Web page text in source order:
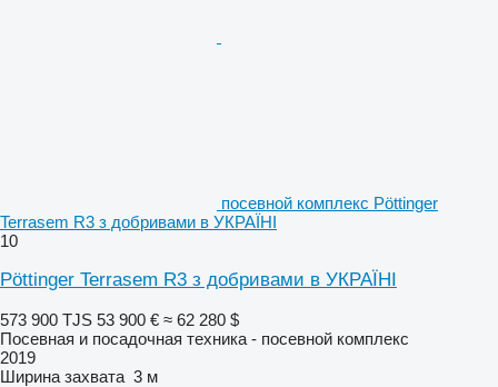
посевной комплекс Pöttinger
Terrasem R3 з добривами в УКРАЇНІ
10
Pöttinger Terrasem R3 з добривами в УКРАЇНІ
573 900 TJS 53 900 € ≈ 62 280 $
Посевная и посадочная техника - посевной комплекс
2019
Ширина захвата 3 м